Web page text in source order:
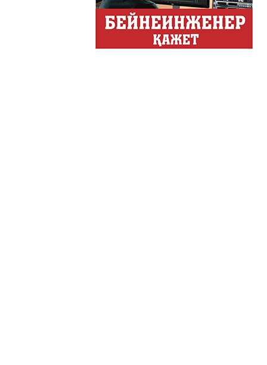
Обзор событий деловой
Казахстана.
Құмсағат